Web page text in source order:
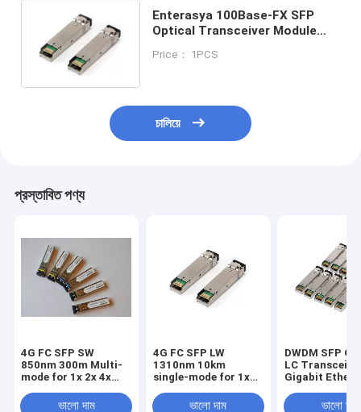
Enterasya 100Base-FX SFP
Optical Transceiver Module
Price： 1PCS
চালিয়ে
প্রস্তাবিত পণ্য
4G FC SFP SW
850nm 300m Multi-
mode for 1x 2x 4x
ভালো দাম
4G FC SFP LW
1310nm 10km
single-mode for 1x
ভালো দাম
DWDM SFP
LC
Gigabit
1561.42nm
ভালো দাম